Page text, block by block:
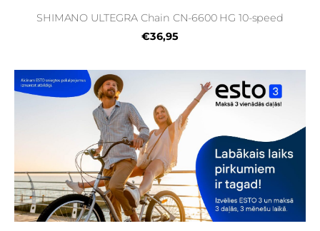
SHIMANO ULTEGRA Chain CN-6600 HG 10-speed
€36,95